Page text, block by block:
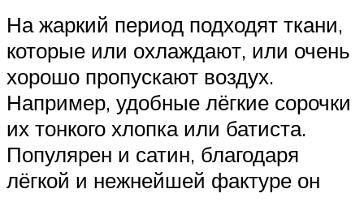
На жаркий период подходят ткани,
которые или охлаждают, или очень
хорошо пропускают воздух.
Например, удобные лёгкие сорочки
их тонкого хлопка или батиста.
Популярен и сатин, благодаря
лёгкой и нежнейшей фактуре он